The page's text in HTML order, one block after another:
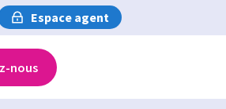
Espace agent
nous